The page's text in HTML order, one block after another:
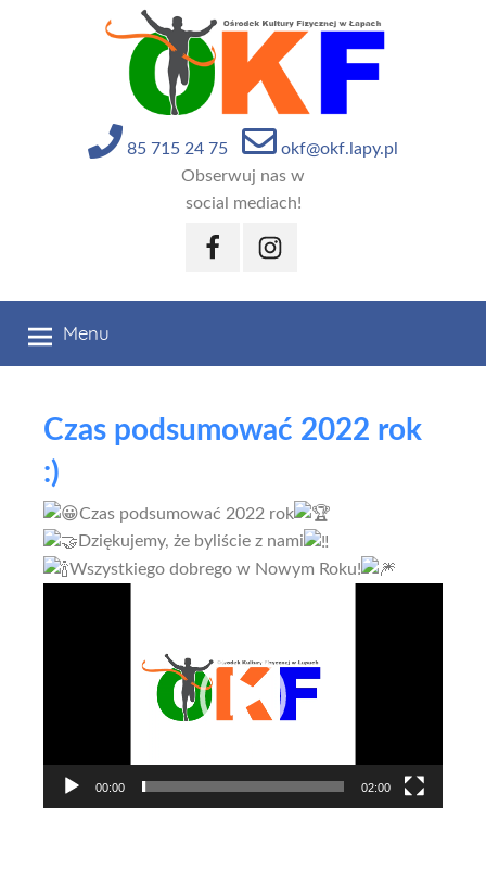
85 715 24 75
okf@okf.lapy.pl
Obserwuj nas w
social mediach!
FacebookInstagram
Menu
Czas podsumować 2022 rok
:)
Czas podsumować 2022 rok
Dziękujemy, że byliście z nami
Wszystkiego dobrego w Nowym Roku!
00:00 02:00